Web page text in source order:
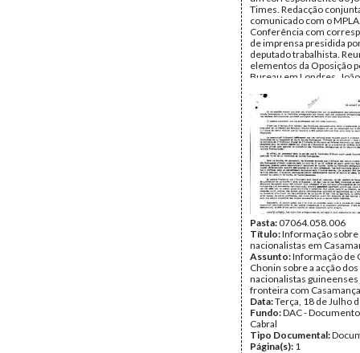
Times. Redacção
comunicado com o
Conferência com
de imprensa presidida
deputado trabalhista.
elementos da Oposição
Bureau em Londres.
conferência (Marrocos).
Moçambique. Emissora
Marrocos. Datas.
americana. Congresso
de Juristas. Necessidade
especialista em leis
Contacto com o MCF
Colonial Freedom) e
sindicatos de
possibilidade de
nacionalistas africanos
especialização na luta
Data:Domingo, 27 de
1960 - Sexta, 9 de
Fundo:DAC -
Cabral
Tipo Documental:
Página(s):3
Pasta:07064.058.006
Título:Informação sobre
nacionalistas em
Assunto:Informação de
Chonin sobre a acção dos
nacionalistas guineenses
fronteira com
Data:Terça, 18 de Julho
Fundo:DAC -
Cabral
Tipo Documental:
Página(s): 1